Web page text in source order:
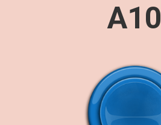
A10